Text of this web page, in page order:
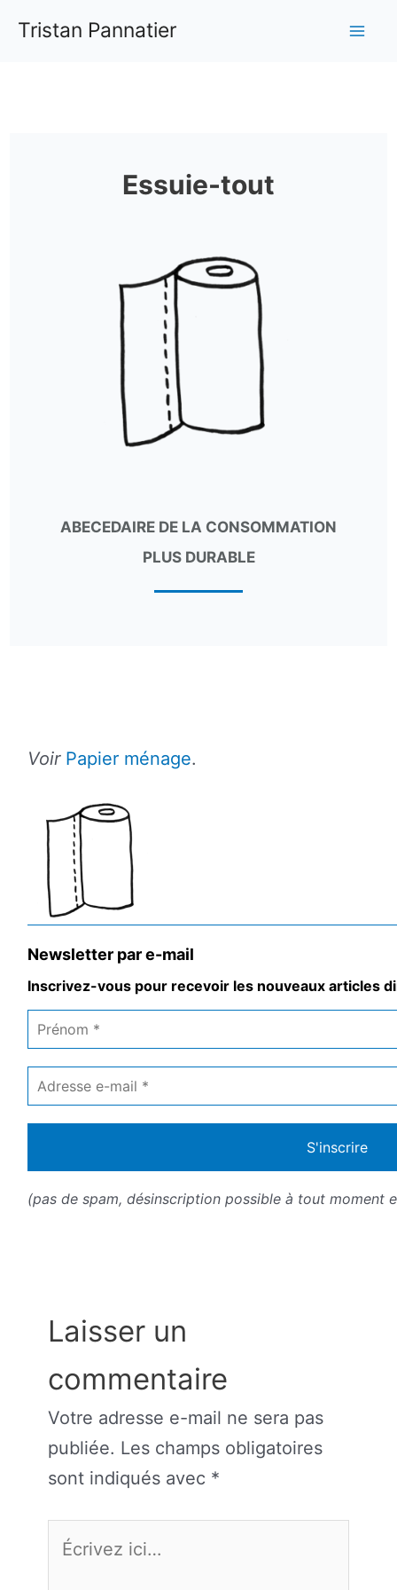
Tristan Pannatier
Essuie-tout
ABECEDAIRE DE LA CONSOMMATION
PLUS DURABLE
Voir Papier ménage.
Newsletter par e-mail
Inscrivez-vous pour recevoir les nouveaux articles
e-
mail
*
(pas de spam, désinscription possible à tout moment
Laisser un
commentaire
Votre adresse e-mail ne sera pas
publiée. Les champs obligatoires
sont indiqués avec *
Écrivez